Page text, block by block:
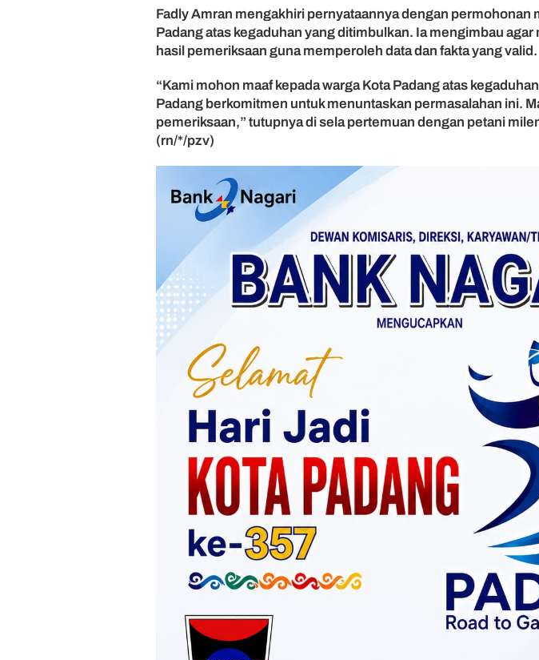
Fadly Amran mengakhiri pernyataannya dengan permohonan
Padang atas kegaduhan yang ditimbulkan. Ia mengimbau
hasil pemeriksaan guna memperoleh data dan fakta yang valid.
“Kami mohon maaf kepada warga Kota Padang atas
Padang berkomitmen untuk menuntaskan permasalahan ini.
pemeriksaan,” tutupnya di sela pertemuan dengan petani
(rn/*/pzv)